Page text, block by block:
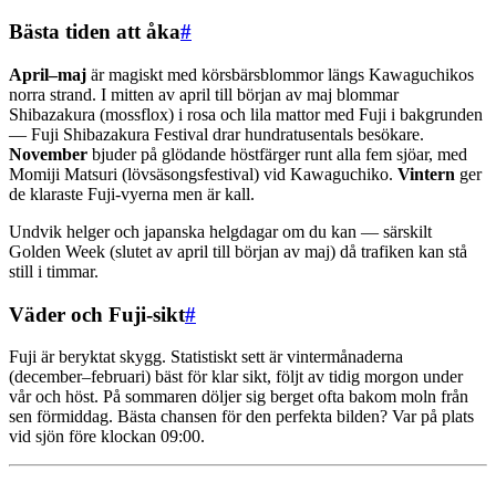
Bästa tiden att åka#
April–maj är magiskt med körsbärsblommor längs Kawaguchikos
norra strand. I mitten av april till början av maj blommar
Shibazakura (mossflox) i rosa och lila mattor med Fuji i bakgrunden
— Fuji Shibazakura Festival drar hundratusentals besökare.
November bjuder på glödande höstfärger runt alla fem sjöar, med
Momiji Matsuri (lövsäsongsfestival) vid Kawaguchiko. Vintern ger
de klaraste Fuji-vyerna men är kall.
Undvik helger och japanska helgdagar om du kan — särskilt
Golden Week (slutet av april till början av maj) då trafiken kan stå
still i timmar.
Väder och Fuji-sikt#
Fuji är beryktat skygg. Statistiskt sett är vintermånaderna
(december–februari) bäst för klar sikt, följt av tidig morgon under
vår och höst. På sommaren döljer sig berget ofta bakom moln från
sen förmiddag. Bästa chansen för den perfekta bilden? Var på plats
vid sjön före klockan 09:00.